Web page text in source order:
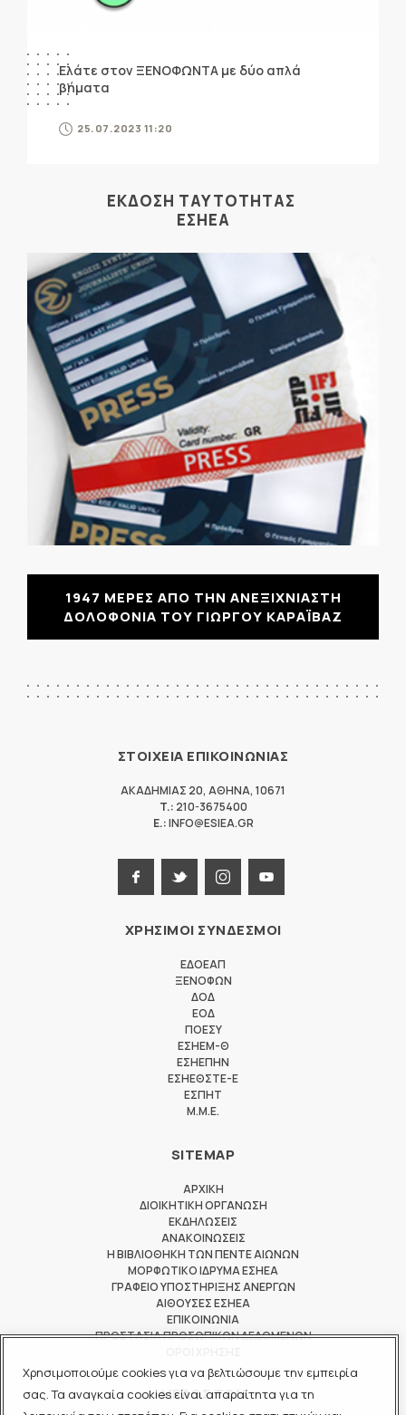
Χρησιμοποιούμε cookies για να βελτιώσουμε την εμπειρία
σας. Τα αναγκαία cookies είναι απαραίτητα για τη
Ελάτε στον ΞΕΝΟΦΩΝΤΑ με δύο απλά
βήματα
25.07.2023 11:20
ΕΚΔΟΣΗ ΤΑΥΤΟΤΗΤΑΣ
ΕΣΗΕΑ
1947 ΜΕΡΕΣ ΑΠΟ ΤΗΝ ΑΝΕΞΙΧΝΙΑΣΤΗ
ΔΟΛΟΦΟΝΙΑ ΤΟΥ ΓΙΩΡΓΟΥ ΚΑΡΑΪΒΑΖ
ΣΤΟΙΧΕΙΑ ΕΠΙΚΟΙΝΩΝΙΑΣ
ΑΚΑΔΗΜΙΑΣ 20, ΑΘΗΝΑ, 10671
T.: 210-3675400
E.:INFO@ESIEA.GR
ΧΡΗΣΙΜΟΙ ΣΥΝΔΕΣΜΟΙ
ΕΔΟΕΑΠ
ΞΕΝΟΦΩΝ
ΔΟΔ
ΕΟΔ
ΠΟΕΣΥ
ΕΣΗΕΜ-Θ
ΕΣΗΕΠΗΝ
ΕΣΗΕΘΣΤΕ-Ε
ΕΣΠΗΤ
M.M.E.
SITEMAP
ΑΡΧΙΚΗ
ΔΙΟΙΚΗΤΙΚΗ ΟΡΓΑΝΩΣΗ
ΕΚΔΗΛΩΣΕΙΣ
ΑΝΑΚΟΙΝΩΣΕΙΣ
Η ΒΙΒΛΙΟΘΗΚΗ ΤΩΝ ΠΕΝΤΕ ΑΙΩΝΩΝ
ΜΟΡΦΩΤΙΚΟ ΙΔΡΥΜΑ ΕΣΗΕΑ
ΓΡΑΦΕΙΟ ΥΠΟΣΤΗΡΙΞΗΣ ΑΝΕΡΓΩΝ
ΑΙΘΟΥΣΕΣ ΕΣΗΕΑ
ΕΠΙΚΟΙΝΩΝΙΑ
ΠΡΟΣΤΑΣΙΑ ΠΡΟΣΩΠΙΚΩΝ ΔΕΔΟΜΕΝΩΝ
ΜΕΛΟΣ ΤΩΝ